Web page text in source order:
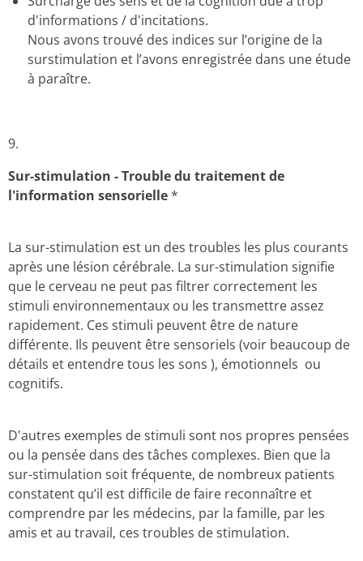
d'informations / d'incitations.
Nous avons trouvé des indices sur l’origine de la
surstimulation et l’avons enregistrée dans une étude
à paraître.
9.
Sur-stimulation - Trouble du traitement de
l'information sensorielle*
La sur-stimulation est un des troubles les plus courants
après une lésion cérébrale. La sur-stimulation signifie
que le cerveau ne peut pas filtrer correctement les
stimuli environnementaux ou les transmettre assez
rapidement. Ces stimuli peuvent être de nature
différente. Ils peuvent être sensoriels (voir beaucoup de
détails et entendre tous les sons ), émotionnels ou
cognitifs.
D'autres exemples de stimuli sont nos propres pensées
ou la pensée dans des tâches complexes. Bien que la
sur-stimulation soit fréquente, de nombreux patients
constatent qu’il est difficile de faire reconnaître et
comprendre par les médecins, par la famille, par les
amis et au travail, ces troubles de stimulation.